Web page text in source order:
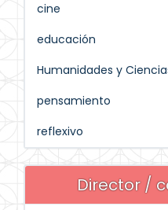
cine
educación
Humanidades y
pensamiento
reflexivo
Director /